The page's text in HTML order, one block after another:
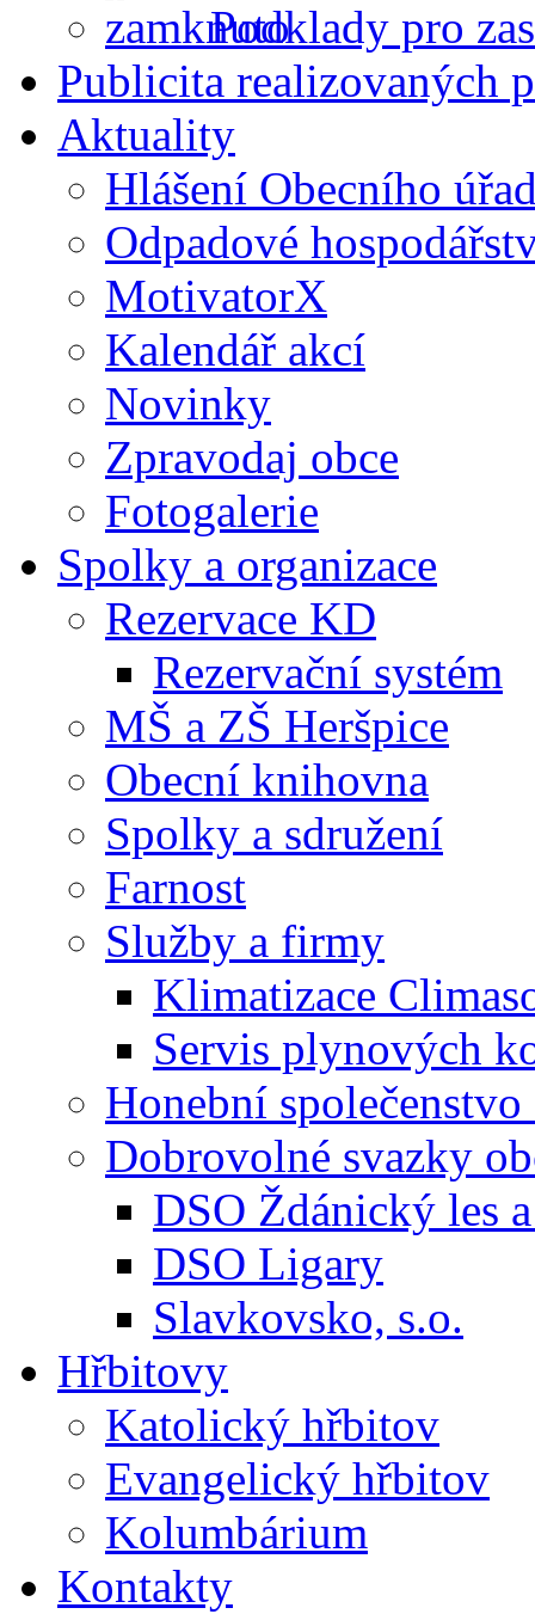
Podklady pro
Publicita realizovaných
Aktuality
Hlášení Obecního
Odpadové
MotivatorX
Kalendář akcí
Novinky
Zpravodaj obce
Fotogalerie
Spolky a organizace
Rezervace KD
Rezervační systém
MŠ a ZŠ Heršpice
Obecní knihovna
Spolky a sdružení
Farnost
Služby a firmy
Klimatizace
Servis plynových
Honební společenstvo
Dobrovolné svazky
DSO Ždánický les
DSO Ligary
Slavkovsko, s.o.
Hřbitovy
Katolický hřbitov
Evangelický hřbitov
Kolumbárium
Kontakty